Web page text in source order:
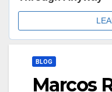
BLOG
Marcos